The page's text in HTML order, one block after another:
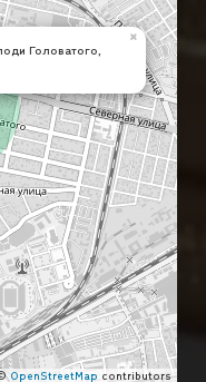
Головатого,
×
OpenStreetMap contributors